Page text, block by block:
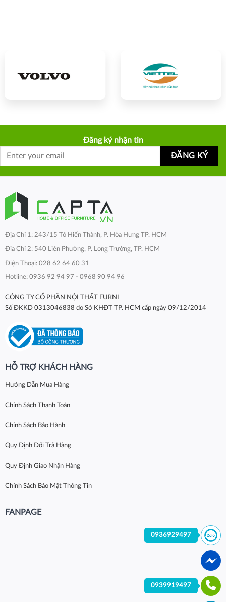
Đăng ký nhận tin
Địa Chỉ 1: 243/15 Tô Hiến Thành, P. Hòa Hưng TP. HCM
Địa Chỉ 2: 540 Liên Phường, P. Long Trường, TP. HCM
Điện Thoại: 028 62 64 60 31
Hotline: 0936 92 94 97 - 0968 90 94 96
CÔNG TY CỔ PHẦN NỘI THẤT FURNI
Số ĐKKD 0313046838 do Sở KHĐT TP. HCM cấp ngày 09/12/2014
HỖ TRỢ KHÁCH HÀNG
Hướng Dẫn Mua Hàng
Chính Sách Thanh Toán
Chính Sách Bảo Hành
Quy Định Đổi Trả Hàng
Quy Định Giao Nhận Hàng
Chính Sách Bảo Mật Thông Tin
FANPAGE
0936929497
0939919497